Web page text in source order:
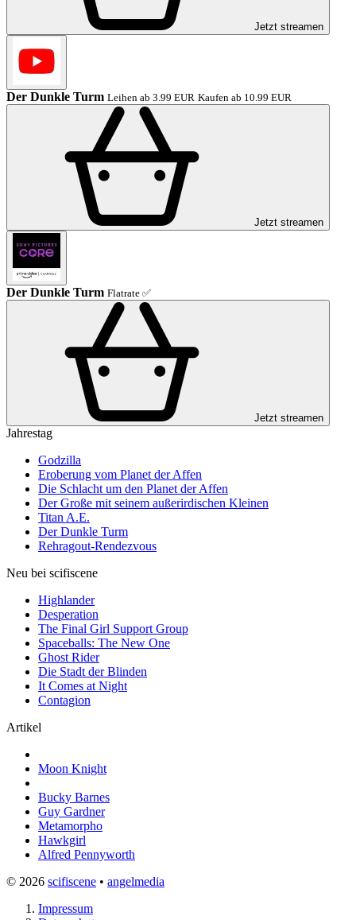
Jetzt streamen
Der Dunkle Turm Leihen ab 3.99 EUR Kaufen ab 10.99 EUR
Jetzt streamen
Der Dunkle Turm Flatrate ✅
Jetzt streamen
Jahrestag
Godzilla
Eroberung vom Planet der Affen
Die Schlacht um den Planet der Affen
Der Große mit seinem außerirdischen Kleinen
Titan A.E.
Der Dunkle Turm
Rehragout-Rendezvous
Neu bei scifiscene
Highlander
Desperation
The Final Girl Support Group
Spaceballs: The New One
Ghost Rider
Die Stadt der Blinden
It Comes at Night
Contagion
Artikel
Moon Knight
Bucky Barnes
Guy Gardner
Metamorpho
Hawkgirl
Alfred Pennyworth
© 2026 scifiscene • angelmedia
Impressum